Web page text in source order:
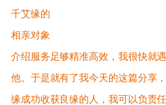
千艾缘的
相亲对象
介绍服务足够精准高效，我很快就
他。于是就有了我今天的这篇分享
缘成功收获良缘的人，我可以负责